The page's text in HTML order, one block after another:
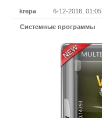
krepa 6-12-2016, 01:05
Системные программы